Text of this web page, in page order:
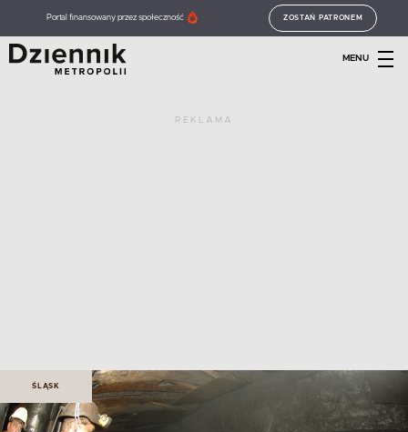
Portal finansowany przez społeczność ZOSTAŃ PATRONEM
MENU
REKLAMA
ŚLĄSK